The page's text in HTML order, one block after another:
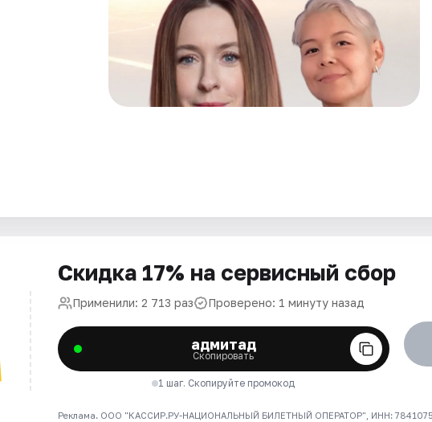
Скидка 17% на сервисный сбор
Применили: 2 713 раз Проверено: 1 минуту назад
адмитад
Скопировать
1 шаг. Скопируйте промокод
Реклама. ООО "КАССИР.РУ-НАЦИОНАЛЬНЫЙ БИЛЕТНЫЙ ОПЕРАТОР", ИНН: